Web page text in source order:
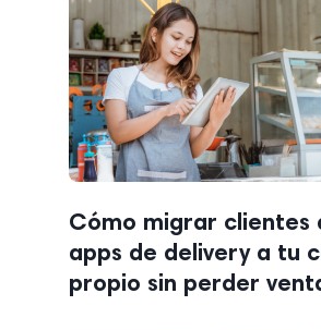
Cómo migrar clientes
apps de delivery a tu
propio sin perder